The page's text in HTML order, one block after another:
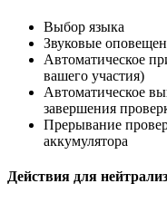
Выбор языка
Звуковые
Автоматическое
вашего участия)
Автоматическое
завершения
Прерывание
аккумулятора
Действия для